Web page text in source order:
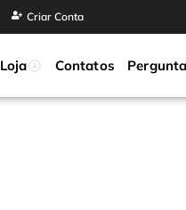
Criar Conta
Loja Contatos